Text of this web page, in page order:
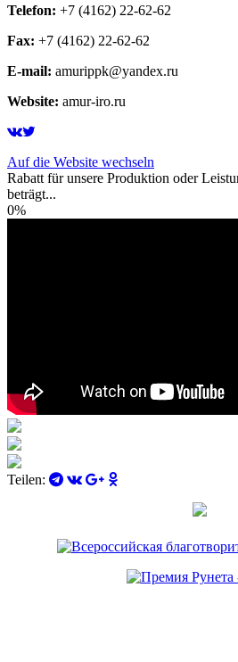
Telefon: +7 (4162) 22-62-62
Fax: +7 (4162) 22-62-62
E-mail: amurippk@yandex.ru
Website: amur-iro.ru
Auf die Website wechseln
Rabatt für unsere Produktion oder
beträgt...
0%
Teilen: